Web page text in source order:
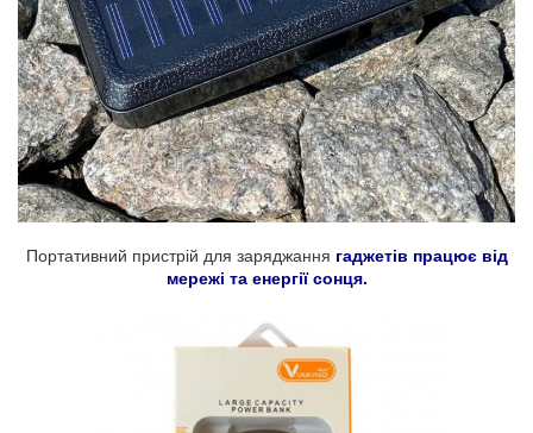
Портативний пристрій для заряджання гаджетів працює від
мережі та енергії сонця.